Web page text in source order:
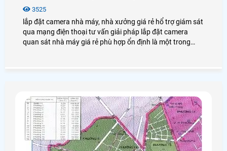
3525
lắp đặt camera nhà máy, nhà xưởng giá rẻ hổ trợ giám sát
qua mạng điện thoại tư vấn giải pháp lắp đặt camera
quan sát nhà máy giá rẻ phù hợp ổn định là một trong